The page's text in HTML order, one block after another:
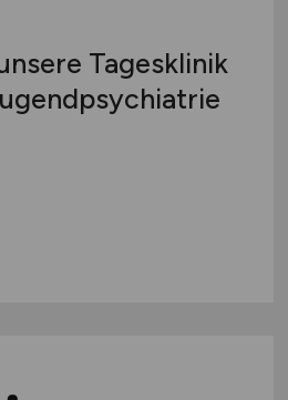
Tagesklinik